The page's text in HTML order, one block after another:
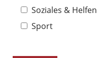
Soziales & Helfen
Sport